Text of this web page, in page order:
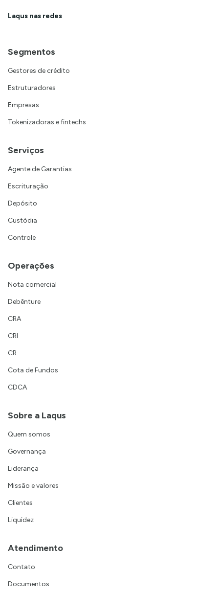
Laqus nas redes
Segmentos
Gestores de crédito
Estruturadores
Empresas
Tokenizadoras e fintechs
Serviços
Agente de Garantias
Escrituração
Depósito
Custódia
Controle
Operações
Nota comercial
Debênture
CRA
CRI
CR
Cota de Fundos
CDCA
Sobre a Laqus
Quem somos
Governança
Liderança
Missão e valores
Clientes
Liquidez
Atendimento
Contato
Documentos